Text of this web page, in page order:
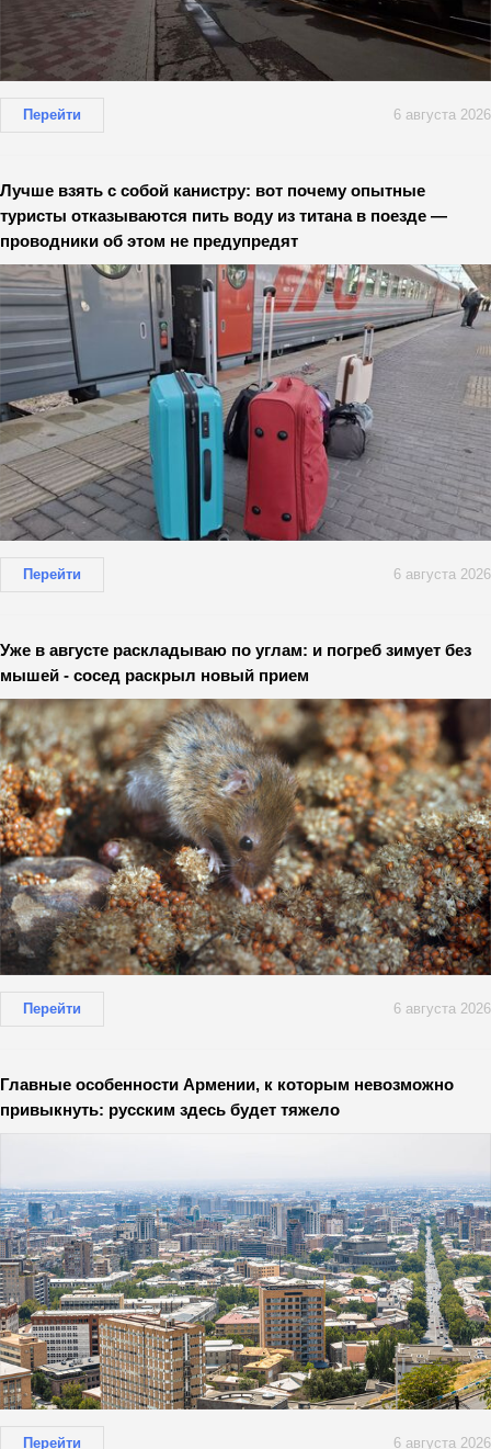
Перейти 6 августа 2026
Лучше взять с собой канистру: вот почему опытные
туристы отказываются пить воду из титана в поезде —
проводники об этом не предупредят
Перейти 6 августа 2026
Уже в августе раскладываю по углам: и погреб зимует без
мышей - сосед раскрыл новый прием
Перейти 6 августа 2026
Главные особенности Армении, к которым невозможно
привыкнуть: русским здесь будет тяжело
Перейти 6 августа 2026